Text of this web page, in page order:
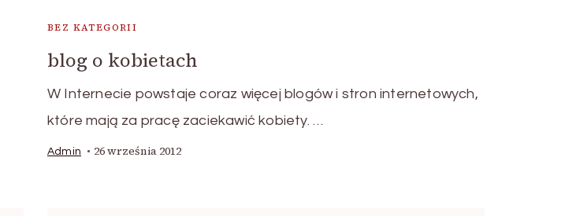
BEZ KATEGORII
blog o kobietach
W Internecie powstaje coraz więcej blogów i stron internetowych,
które mają za pracę zaciekawić kobiety. …
Admin 26 września 2012